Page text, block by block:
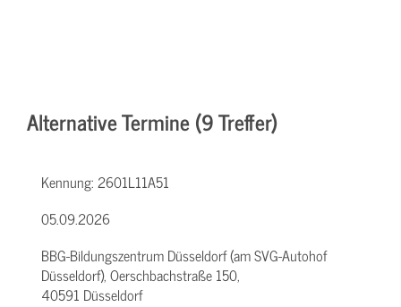
Alternative Termine (9 Treffer)
Kennung:2601L11A51
05.09.2026
BBG-Bildungszentrum Düsseldorf (am SVG-Autohof
Düsseldorf), Oerschbachstraße 150,
40591 Düsseldorf